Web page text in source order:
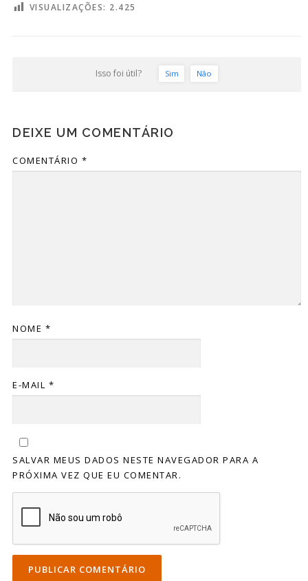
VISUALIZAÇÕES: 2.425
Isso foi útil? Sim Não
DEIXE UM COMENTÁRIO
COMENTÁRIO *
NOME *
E-MAIL *
SALVAR MEUS DADOS NESTE NAVEGADOR PARA A
PRÓXIMA VEZ QUE EU COMENTAR.